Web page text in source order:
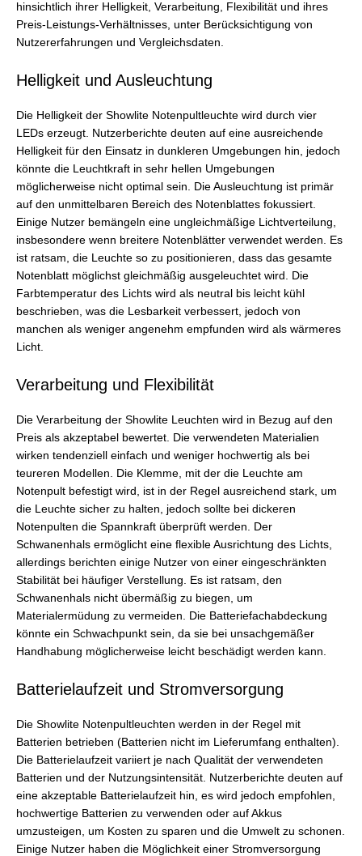
hinsichtlich ihrer Helligkeit, Verarbeitung, Flexibilität und ihres
Preis-Leistungs-Verhältnisses, unter Berücksichtigung von
Nutzererfahrungen und Vergleichsdaten.
Helligkeit und Ausleuchtung
Die Helligkeit der Showlite Notenpultleuchte wird durch vier
LEDs erzeugt. Nutzerberichte deuten auf eine ausreichende
Helligkeit für den Einsatz in dunkleren Umgebungen hin, jedoch
könnte die Leuchtkraft in sehr hellen Umgebungen
möglicherweise nicht optimal sein. Die Ausleuchtung ist primär
auf den unmittelbaren Bereich des Notenblattes fokussiert.
Einige Nutzer bemängeln eine ungleichmäßige Lichtverteilung,
insbesondere wenn breitere Notenblätter verwendet werden. Es
ist ratsam, die Leuchte so zu positionieren, dass das gesamte
Notenblatt möglichst gleichmäßig ausgeleuchtet wird. Die
Farbtemperatur des Lichts wird als neutral bis leicht kühl
beschrieben, was die Lesbarkeit verbessert, jedoch von
manchen als weniger angenehm empfunden wird als wärmeres
Licht.
Verarbeitung und Flexibilität
Die Verarbeitung der Showlite Leuchten wird in Bezug auf den
Preis als akzeptabel bewertet. Die verwendeten Materialien
wirken tendenziell einfach und weniger hochwertig als bei
teureren Modellen. Die Klemme, mit der die Leuchte am
Notenpult befestigt wird, ist in der Regel ausreichend stark, um
die Leuchte sicher zu halten, jedoch sollte bei dickeren
Notenpulten die Spannkraft überprüft werden. Der
Schwanenhals ermöglicht eine flexible Ausrichtung des Lichts,
allerdings berichten einige Nutzer von einer eingeschränkten
Stabilität bei häufiger Verstellung. Es ist ratsam, den
Schwanenhals nicht übermäßig zu biegen, um
Materialermüdung zu vermeiden. Die Batteriefachabdeckung
könnte ein Schwachpunkt sein, da sie bei unsachgemäßer
Handhabung möglicherweise leicht beschädigt werden kann.
Batterielaufzeit und Stromversorgung
Die Showlite Notenpultleuchten werden in der Regel mit
Batterien betrieben (Batterien nicht im Lieferumfang enthalten).
Die Batterielaufzeit variiert je nach Qualität der verwendeten
Batterien und der Nutzungsintensität. Nutzerberichte deuten auf
eine akzeptable Batterielaufzeit hin, es wird jedoch empfohlen,
hochwertige Batterien zu verwenden oder auf Akkus
umzusteigen, um Kosten zu sparen und die Umwelt zu schonen.
Einige Nutzer haben die Möglichkeit einer Stromversorgung